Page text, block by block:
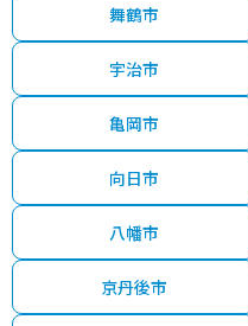
舞鶴市
宇治市
亀岡市
向日市
八幡市
京丹後市